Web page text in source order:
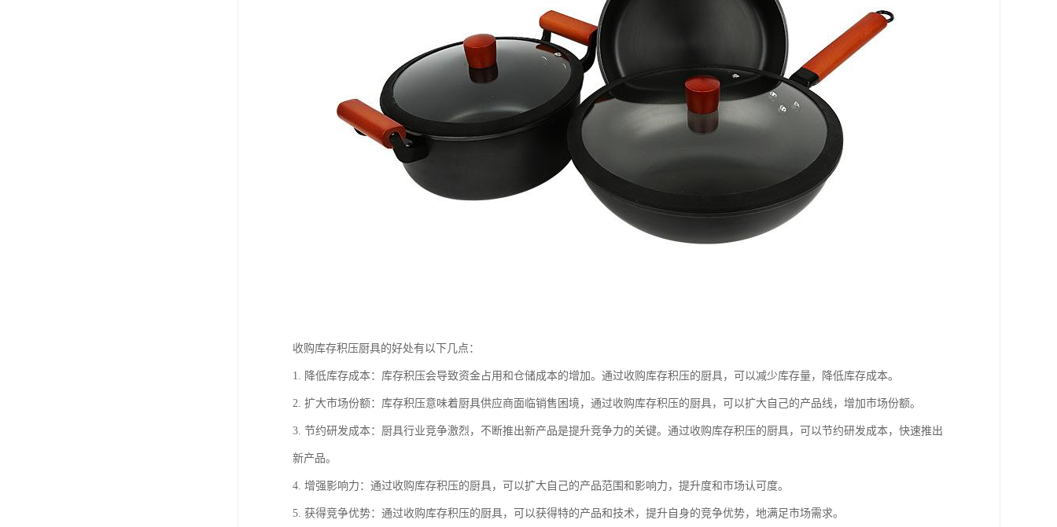
收购库存积压厨具的好处有以下几点：
1. 降低库存成本：库存积压会导致资金占用和仓储成本的增加。通过收购库存积压的厨具，可以减少库存量，降低库存成本。
2. 扩大市场份额：库存积压意味着厨具供应商面临销售困境，通过收购库存积压的厨具，可以扩大自己的产品线，增加市场份额。
3. 节约研发成本：厨具行业竞争激烈，不断推出新产品是提升竞争力的关键。通过收购库存积压的厨具，可以节约研发成本，快速推出
新产品。
4. 增强影响力：通过收购库存积压的厨具，可以扩大自己的产品范围和影响力，提升度和市场认可度。
5. 获得竞争优势：通过收购库存积压的厨具，可以获得特的产品和技术，提升自身的竞争优势，地满足市场需求。